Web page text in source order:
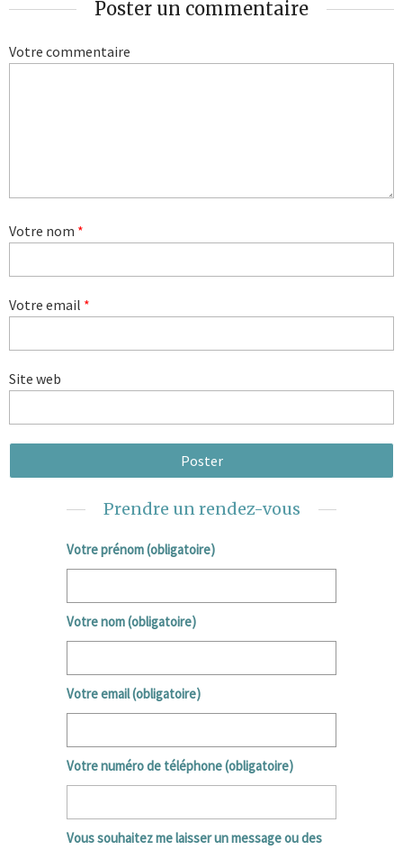
Poster un commentaire
Votre commentaire
Votre nom *
Votre email *
Site web
Prendre un rendez-vous
Votre prénom (obligatoire)
Votre nom (obligatoire)
Votre email (obligatoire)
Votre numéro de téléphone (obligatoire)
Vous souhaitez me laisser un message ou des